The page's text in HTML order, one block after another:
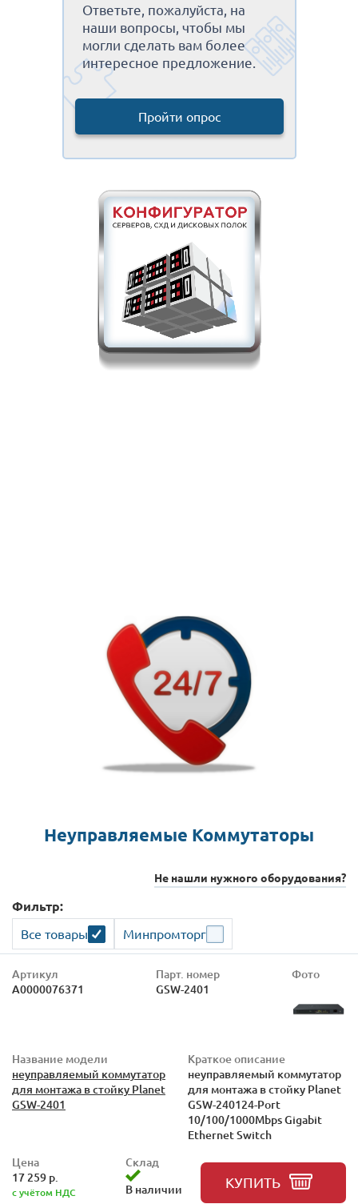
Ответьте, пожалуйста, на
наши вопросы, чтобы мы
могли сделать вам более
интересное предложение.
Пройти опрос
Неуправляемые Коммутаторы
Не нашли нужного оборудования?
Фильтр:
Все товары Минпромторг
Артикул
А0000076371
Парт. номер
GSW-2401
Фото
Название модели
неуправляемый коммутатор
для монтажа в стойку Planet
GSW-2401
Краткое описание
неуправляемый коммутатор
для монтажа в стойку Planet
GSW-240124-Port
10/100/1000Mbps Gigabit
Ethernet Switch
Цена
17 259 р.
с учётом НДС
Склад
В наличии
КУПИТЬ